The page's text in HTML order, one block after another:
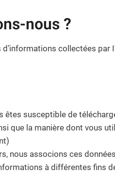
nous ?
collectées
êtes susceptible de
que la manière dont vous
nous associons ces
à différentes fins